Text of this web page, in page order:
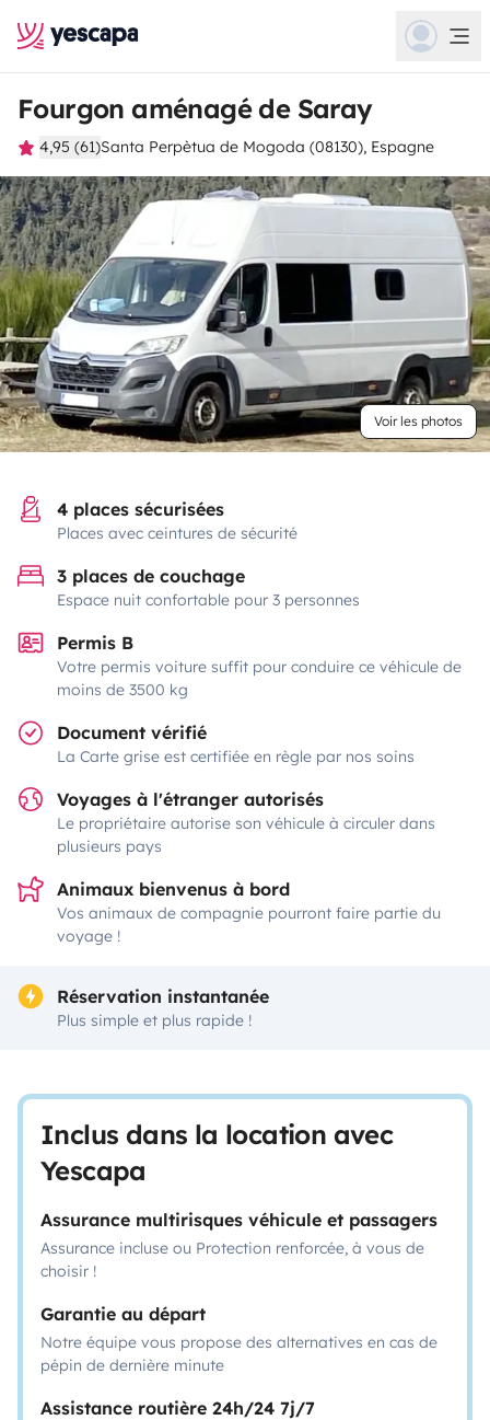
Fourgon aménagé de Saray
4,95 (61)Santa Perpètua de Mogoda (08130), Espagne
Voir les photos
4 places sécurisées
Places avec ceintures de sécurité
3 places de couchage
Espace nuit confortable pour 3 personnes
Permis B
Votre permis voiture suffit pour conduire ce véhicule de
moins de 3500 kg
Document vérifié
La Carte grise est certifiée en règle par nos soins
Voyages à l'étranger autorisés
Le propriétaire autorise son véhicule à circuler dans
plusieurs pays
Animaux bienvenus à bord
Vos animaux de compagnie pourront faire partie du
voyage !
Réservation instantanée
Plus simple et plus rapide !
Inclus dans la location avec
Yescapa
Assurance multirisques véhicule et passagers
Assurance incluse ou Protection renforcée, à vous de
choisir !
Garantie au départ
Notre équipe vous propose des alternatives en cas de
pépin de dernière minute
Assistance routière 24h/24 7j/7